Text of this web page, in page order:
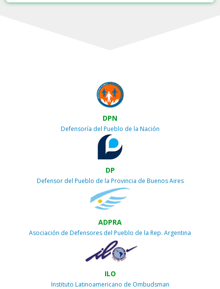
DPN
Defensoría del Pueblo de la Nación
DP
Defensor del Pueblo de la Provincia de Buenos Aires
ADPRA
Asociación de Defensores del Pueblo de la Rep. Argentina
ILO
Instituto Latinoamericano de Ombudsman